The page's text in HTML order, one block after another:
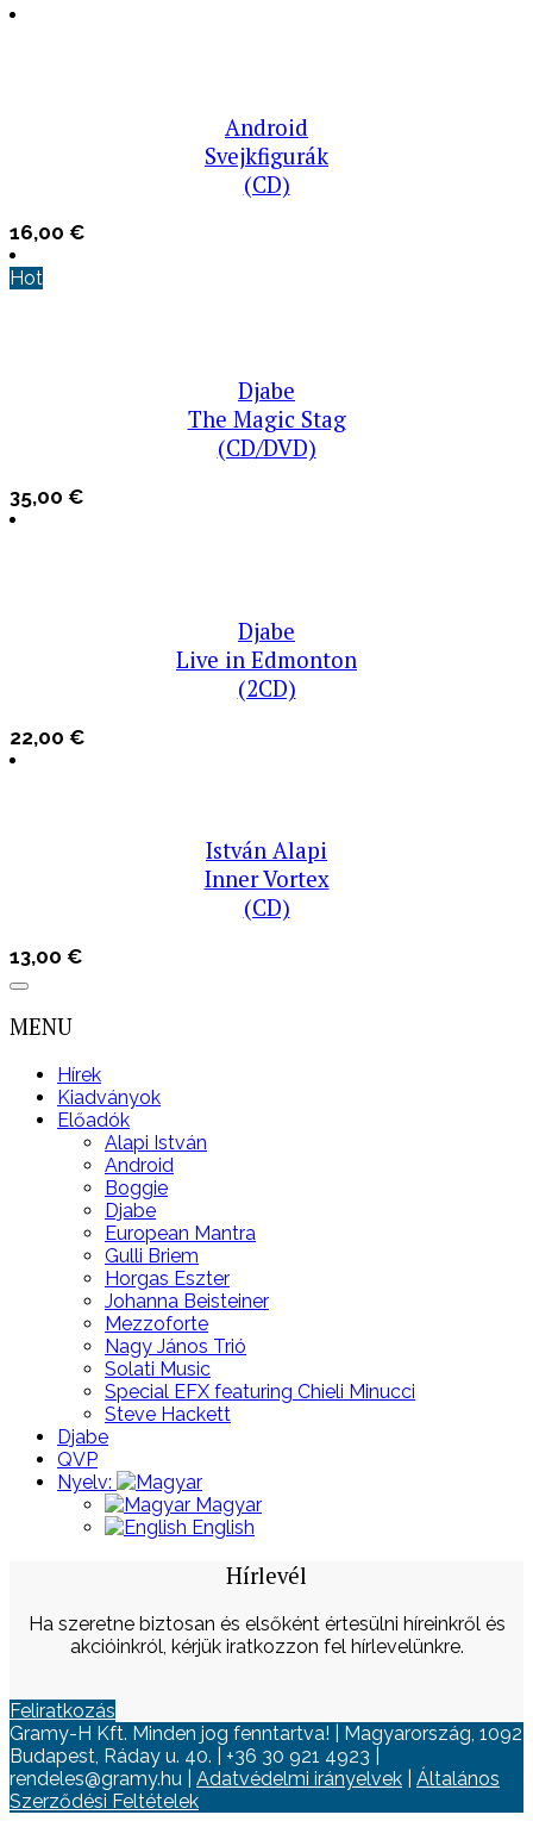
Android
Svejkfigurák
(CD)
16,00 €
Hot
Djabe
The Magic Stag
(CD/DVD)
35,00 €
Djabe
Live in Edmonton
(2CD)
22,00 €
István Alapi
Inner Vortex
(CD)
13,00 €
MENU
Hírek
Kiadványok
Előadók
Alapi István
Android
Boggie
Djabe
European Mantra
Gulli Briem
Horgas Eszter
Johanna Beisteiner
Mezzoforte
Nagy János Trió
Solati Music
Special EFX featuring Chieli Minucci
Steve Hackett
Djabe
QVP
Nyelv:
Magyar
English
Hírlevél
Ha szeretne biztosan és elsőként értesülni híreinkről és
akcióinkról, kérjük iratkozzon fel hírlevelünkre.
Feliratkozás
Gramy-H Kft. Minden jog fenntartva! | Magyarország, 1092
Budapest, Ráday u. 40. | +36 30 921 4923 |
rendeles@gramy.hu | Adatvédelmi irányelvek
Általános
Szerződési Feltételek